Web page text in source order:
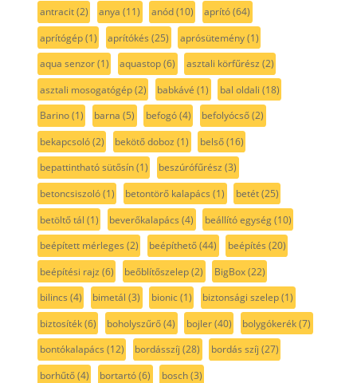
antracit(2) anya (11) anód(10) aprító(64)
aprítógép(1) aprítókés (25) aprósütemény(1)
aqua senzor(1) aquastop(6) asztali körfűrész (2)
asztali mosogatógép(2) babkávé (1) bal oldali (18)
Barino(1) barna (5) befogó(4) befolyócső(2)
bekapcsoló(2) bekötő doboz (1) belső(16)
bepattintható sütősín(1) beszúrófűrész (3)
betoncsiszoló(1) betontörő kalapács (1) betét(25)
betöltő tál (1) beverőkalapács (4) beállító egység(10)
beépített mérleges (2) beépíthető(44) beépítés (20)
beépítési rajz (6) beőblítőszelep(2) BigBox(22)
bilincs (4) bimetál (3) bionic(1) biztonsági szelep(1)
biztosíték(6) boholyszűrő(4) bojler(40) bolygókerék(7)
bontókalapács (12) bordásszíj (28) bordás szíj (27)
borhűtő(4) bortartó(6) bosch(3)